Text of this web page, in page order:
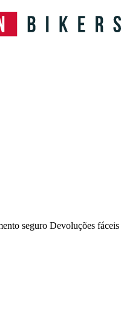
seguro Devoluções fáceis